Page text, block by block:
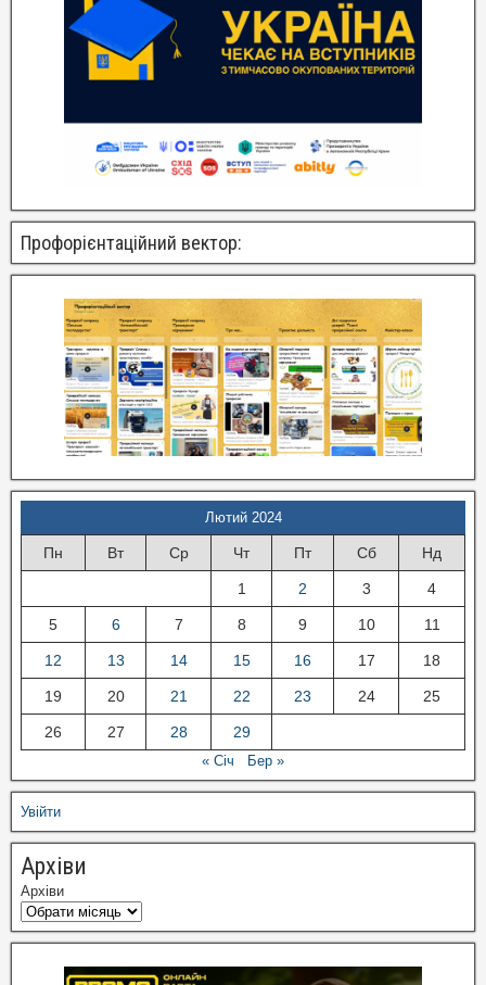
Профорієнтаційний вектор:
Лютий 2024
Пн Вт Ср Чт Пт Сб Нд
1 2 3 4
5 6 7 8 9 10 11
12 13 14 15 16 17 18
19 20 21 22 23 24 25
26 27 28 29
« Січ Бер »
Увійти
Архіви
Архіви